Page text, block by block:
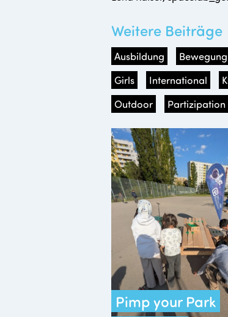
Weitere Beiträge
Ausbildung Bewegung
Girls
International
Outdoor
Partizipation
Pimp your Park